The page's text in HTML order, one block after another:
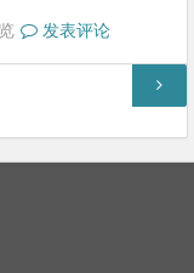
发表评论